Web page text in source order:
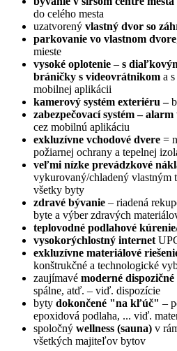
do celého mesta
uzatvorený vlastný dvor so
parkovanie vo vlastnom dvore
mieste
vysoké oplotenie – s
bráničky s videovrátnikom a
mobilnej aplikácii
kamerový systém exteriéru –
zabezpečovací systém – alarm
cez mobilnú aplikáciu
exkluzívne vchodové dvere =
požiarnej ochrany a tepelnej
veľmi nízke prevádzkové
vykurovaný/chladený vlastným
všetky byty
zdravé bývanie – riadená
byte a výber zdravých
teplovodné podlahové
vysokorýchlostný internet
exkluzívne materiálové
konštrukčné a technologické
zaujímavé moderné
spálne, atď. – viď. dispozície
byty dokončené "na kľúč" –
epoxidová podlaha, ... viď.
spoločný wellness (sauna) v
všetkých majiteľov bytov